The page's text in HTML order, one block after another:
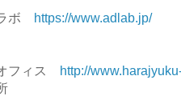
ボ https://www.adlab.jp/
フィス http://